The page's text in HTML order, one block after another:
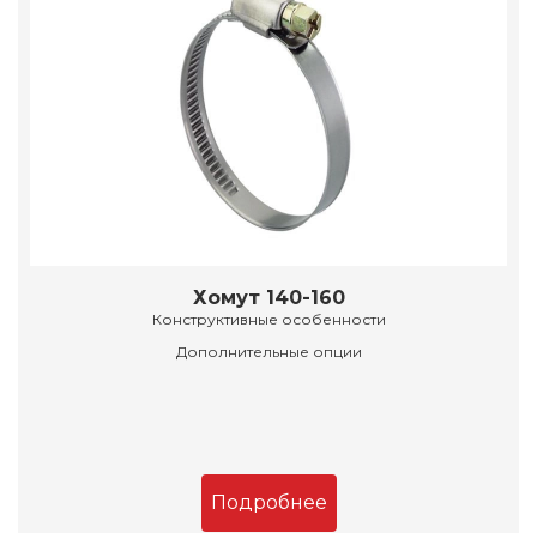
Хомут 140-160
Конструктивные особенности
Дополнительные опции
Подробнее